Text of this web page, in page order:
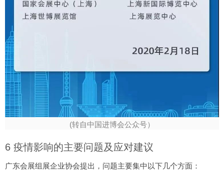
(转自中国进博会公众号）
6 疫情影响的主要问题及应对建议
广东会展组展企业协会提出，问题主要集中以下几个方面：